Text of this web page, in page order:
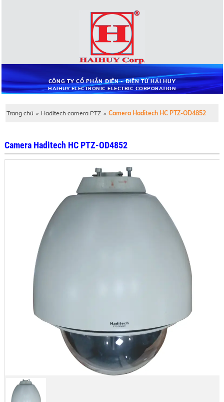
CÔNG TY CỔ PHẦN ĐIỆN - ĐIỆN TỬ HẢI HUY
HAIHUY ELECTRONIC ELECTRIC CORPORATION
Trang chủ » Haditech camera PTZ » Camera Haditech HC PTZ-OD4852
Camera Haditech HC PTZ-OD4852